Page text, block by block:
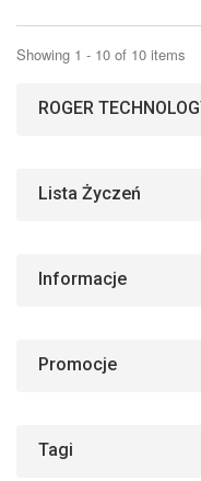
Showing 1 - 10 of 10 items
ROGER
Lista Życzeń
Informacje
Promocje
Tagi